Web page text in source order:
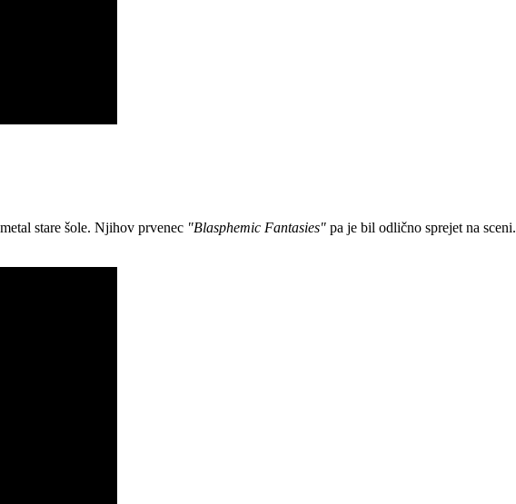
stare šole. Njihov prvenec "Blasphemic Fantasies" pa je bil odlično sprejet na sceni.